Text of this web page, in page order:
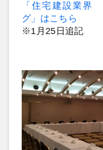
「住宅建設業界
グ」はこちら
※1月25日追記